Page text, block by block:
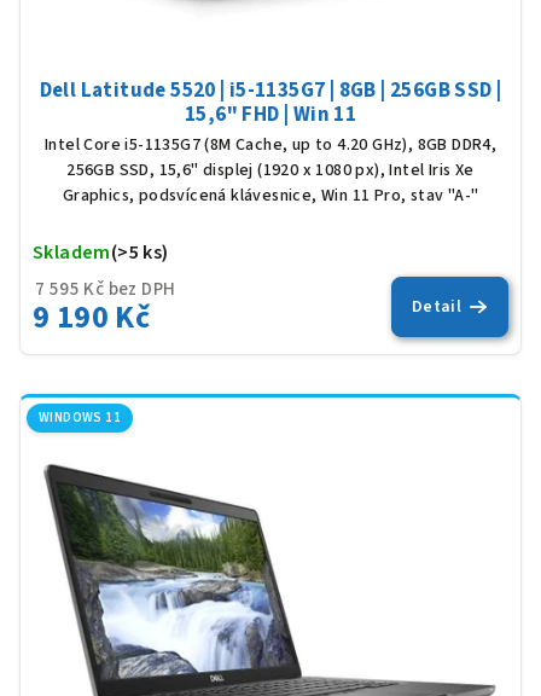
Dell Latitude 5520 | i5-1135G7 | 8GB | 256GB SSD |
15,6" FHD | Win 11
Intel Core i5-1135G7 (8M Cache, up to 4.20 GHz), 8GB DDR4,
256GB SSD, 15,6" displej (1920 x 1080 px), Intel Iris Xe
Graphics, podsvícená klávesnice, Win 11 Pro, stav "A-"
7 595 Kč bez DPH
9 190 Kč
Skladem(>5 ks)
je
5,0
5
Detail
WINDOWS 11